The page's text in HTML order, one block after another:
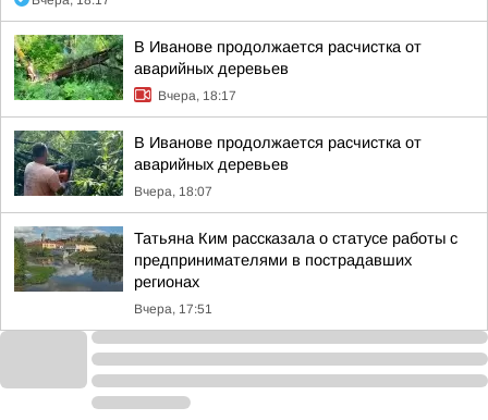
В Иванове продолжается расчистка от
аварийных деревьев
Вчера, 18:17
В Иванове продолжается расчистка от
аварийных деревьев
Вчера, 18:07
Татьяна Ким рассказала о статусе работы с
предпринимателями в пострадавших
регионах
Вчера, 17:51